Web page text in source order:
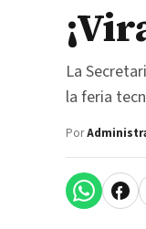
La
la feria
Por